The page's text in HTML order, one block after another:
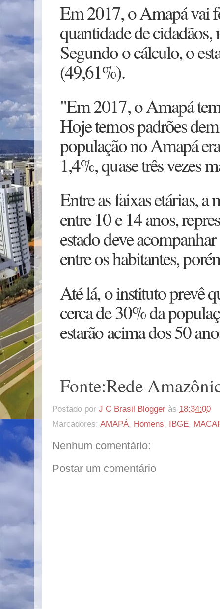
Em 2017, o Amapá vai
quantidade de
Segundo o cálculo, o
(49,61%).
"Em 2017, o Amapá
Hoje temos padrões
população no Amapá
1,4%, quase três vezes
Entre as faixas etárias,
entre 10 e 14 anos,
estado deve
entre os habitantes,
Até lá, o instituto prevê
cerca de 30% da
estarão acima dos 50
Fonte:Rede
Postado por J C Brasil Blogger às 18:34:00
Marcadores: AMAPÁ, Homens, IBGE,
Nenhum comentário:
Postar um comentário